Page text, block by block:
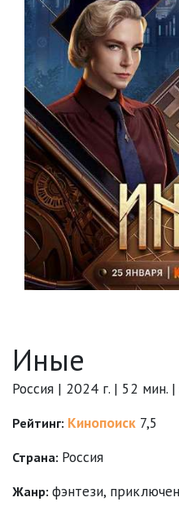
Иные
Россия | 2024 г. | 52 мин.
Рейтинг: Кинопоиск 7,5
Страна: Россия
Жанр: фэнтези,